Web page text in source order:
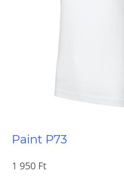
Paint P73
1 950 Ft